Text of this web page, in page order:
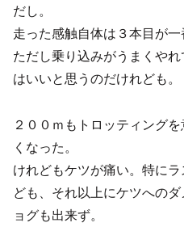
だし。
走った感触自体は３本目が一
ただし乗り込みがうまくや
はいいと思うのだけれども。
２００ｍもトロッティング
くなった。
けれどもケツが痛い。特に
ども、それ以上にケツへの
ョグも出来ず。